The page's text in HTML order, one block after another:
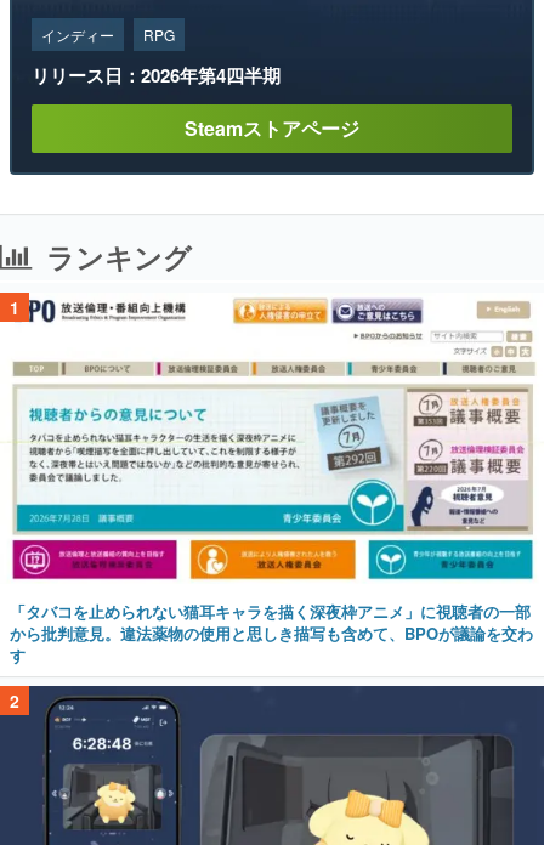
インディー RPG
リリース日：2026年第4四半期
Steamストアページ
ランキング
1
「タバコを止められない猫耳キャラを描く深夜枠アニメ」に視聴者の一部
から批判意見。違法薬物の使用と思しき描写も含めて、BPOが議論を交わ
す
2